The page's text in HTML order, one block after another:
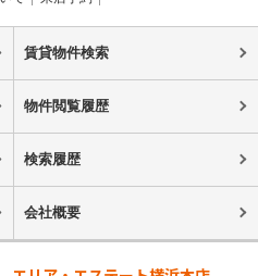
賃貸物件検索
物件閲覧履歴
検索履歴
会社概要